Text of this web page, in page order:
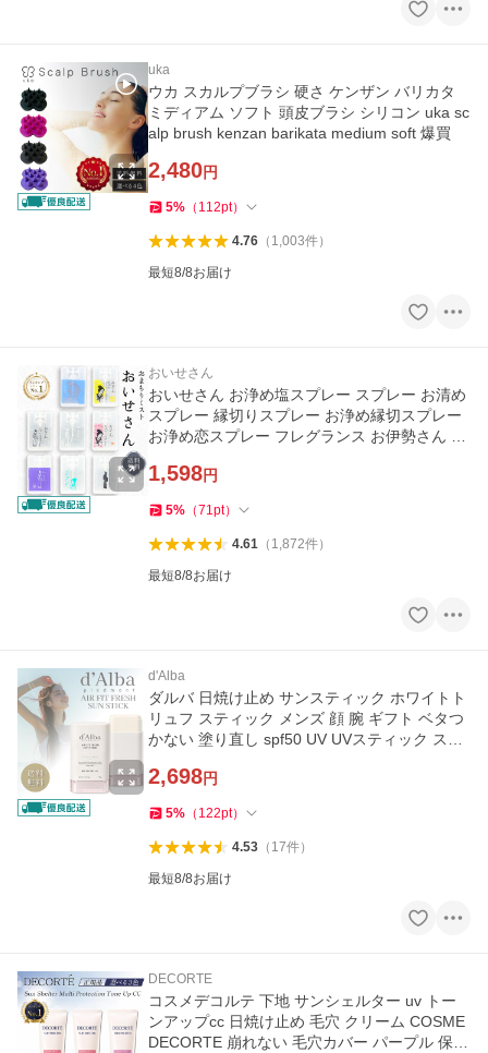
uka
ウカ スカルプブラシ 硬さ ケンザン バリカタ
ミディアム ソフト 頭皮ブラシ シリコン uka sc
alp brush kenzan barikata medium soft 爆買
2,480円
5% （ 112pt）
4.76（ 1,003件）
最短8/8お届け
おいせさん
おいせさん お浄め塩スプレー スプレー お清め
スプレー 縁切りスプレー お浄め縁切スプレー
お浄め恋スプレー フレグランス お伊勢さん 浄
1,598円
5% （71pt）
4.61（ 1,872件）
最短8/8お届け
d'Alba
ダルバ 日焼け止め サンスティック ホワイトト
リュフ スティック メンズ 顔 腕 ギフト ベタつ
かない 塗り直し spf50 UV UVスティック ステ
2,698円
5% （ 122pt）
4.53（ 17件）
最短8/8お届け
DECORTE
コスメデコルテ 下地 サンシェルター uv トー
ンアップcc 日焼け止め 毛穴 クリーム COSME
DECORTE 崩れない 毛穴カバー パープル 保湿